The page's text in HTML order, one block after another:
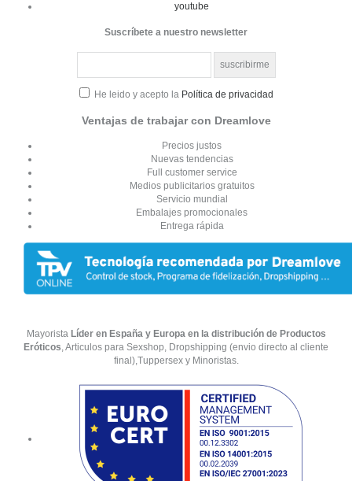
youtube
Suscríbete a nuestro newsletter
He leido y acepto la Política de privacidad
Ventajas de trabajar con Dreamlove
Precios justos
Nuevas tendencias
Full customer service
Medios publicitarios gratuitos
Servicio mundial
Embalajes promocionales
Entrega rápida
Mayorista Líder en España y Europa en la distribución de Productos
Eróticos, Articulos para Sexshop, Dropshipping (envio directo al cliente
final),Tuppersex y Minoristas.